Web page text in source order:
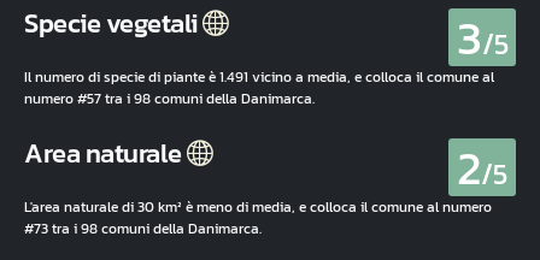
Specie vegetali 3/5
Il numero di specie di piante è 1.491 vicino a media, e colloca il comune al
numero #57 tra i 98 comuni della Danimarca.
Area naturale 2/5
L'area naturale di 30 km² è meno di media, e colloca il comune al numero
#73 tra i 98 comuni della Danimarca.